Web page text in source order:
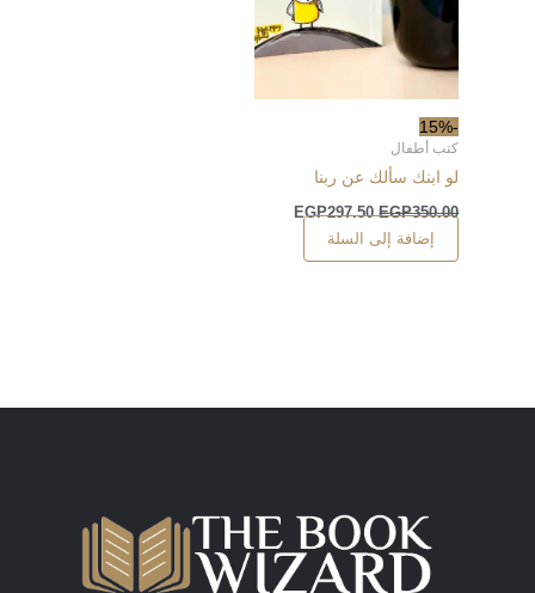
-15%
كتب أطفال
لو ابنك سألك عن ربنا
EGP350.00
EGP297.50
إضافة إلى السلة